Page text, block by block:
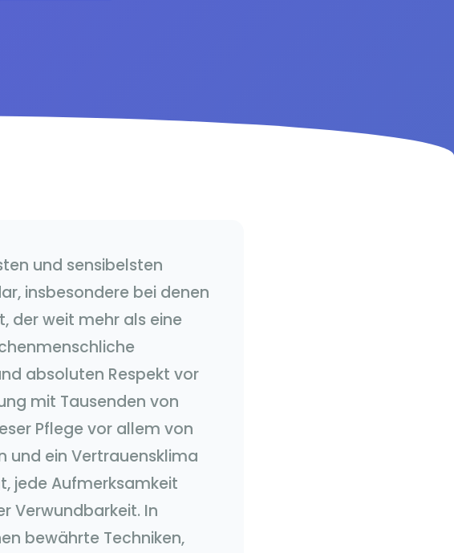
und sensibelsten
insbesondere bei denen
der weit mehr als eine
absoluten Respekt vor
mit Tausenden von
Pflege vor allem von
und ein Vertrauensklima
jede Aufmerksamkeit
Verwundbarkeit. In
bewährte Techniken,